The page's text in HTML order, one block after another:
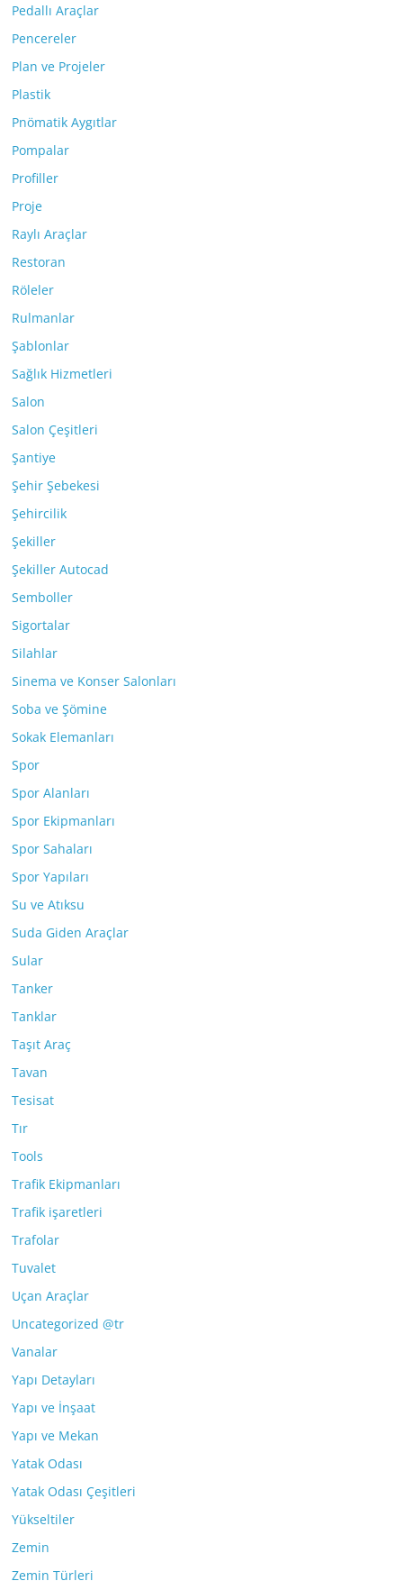
Pedallı Araçlar
Pencereler
Plan ve Projeler
Plastik
Pnömatik Aygıtlar
Pompalar
Profiller
Proje
Raylı Araçlar
Restoran
Röleler
Rulmanlar
Şablonlar
Sağlık Hizmetleri
Salon
Salon Çeşitleri
Şantiye
Şehir Şebekesi
Şehircilik
Şekiller
Şekiller Autocad
Semboller
Sigortalar
Silahlar
Sinema ve Konser Salonları
Soba ve Şömine
Sokak Elemanları
Spor
Spor Alanları
Spor Ekipmanları
Spor Sahaları
Spor Yapıları
Su ve Atıksu
Suda Giden Araçlar
Sular
Tanker
Tanklar
Taşıt Araç
Tavan
Tesisat
Tır
Tools
Trafik Ekipmanları
Trafik işaretleri
Trafolar
Tuvalet
Uçan Araçlar
Uncategorized @tr
Vanalar
Yapı Detayları
Yapı ve İnşaat
Yapı ve Mekan
Yatak Odası
Yatak Odası Çeşitleri
Yükseltiler
Zemin
Zemin Türleri